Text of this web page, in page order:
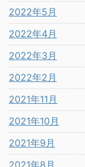
2022年5月
2022年4月
2022年3月
2022年2月
2021年11月
2021年10月
2021年9月
2021年8月